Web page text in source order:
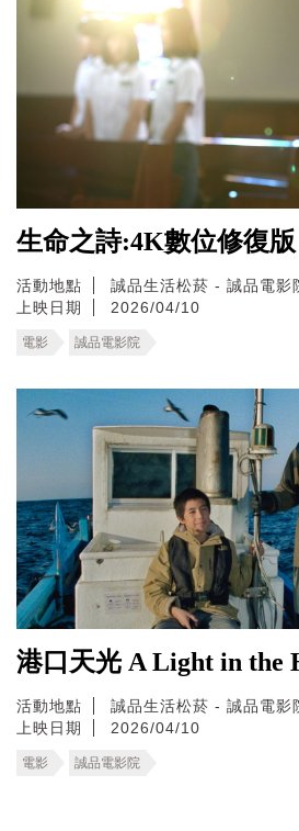
生命之詩:4K數位修復
活動地點
誠品生活松菸 - 誠品電影
上映日期
2026/04/10
電影 誠品電影院
港口天光 A Light in the
活動地點
誠品生活松菸 - 誠品電影
上映日期
2026/04/10
電影 誠品電影院